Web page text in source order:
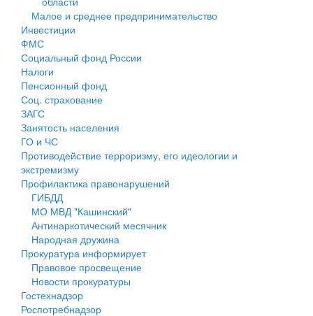
Фотоальбом
Проекты административных регламентов
Антимонопольный комплаенс
Противодействие коррупции
среднего предпринимательства
Муниципальные программы
Контрольно-счетная палата
Персональные данные
Оценка регулирующего воздействия
Деятельность МУ
Нормативы градостроительного проектирования
Правила землепользования и застройки
Генеральные планы
Проекты планировки территории
Собрание депутатов
Малое и среднее предпринимательство
Инвестиции
ФМС
Социальный фонд России
Налоги
Пенсионный фонд
Соц. страхование
ЗАГС
Занятость населения
ГО и ЧС
Противодействие терроризму, его идеологии и
экстремизму
Профилактика правонарушений
ГИБДД
МО МВД "Кашинский"
Антинаркотический месячник
Народная дружина
Прокуратура информирует
Правовое просвещение
Новости прокуратуры
Гостехнадзор
Роспотребнадзор